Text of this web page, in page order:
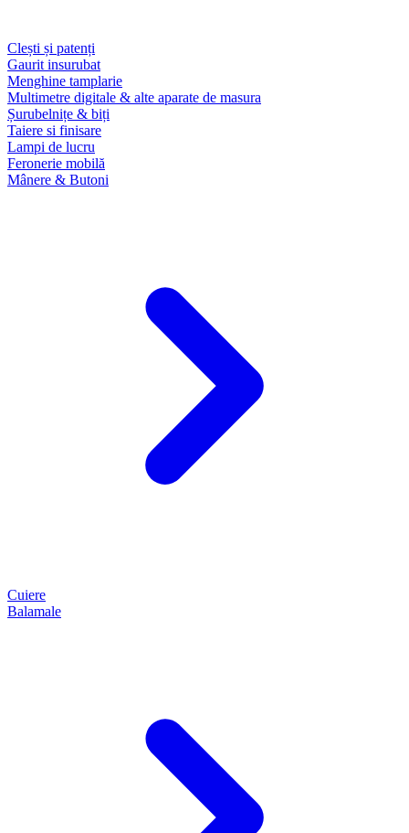
Clești și patenți
Gaurit insurubat
Menghine tamplarie
Multimetre digitale & alte aparate de masura
Șurubelnițe & biți
Taiere si finisare
Lampi de lucru
Feronerie mobilă
Mânere & Butoni
Cuiere
Balamale